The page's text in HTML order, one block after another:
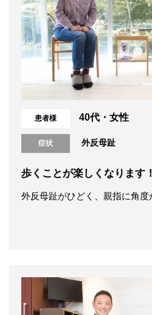
患者様 40代・女性
症状 外反母趾
歩くことが楽しくなります！